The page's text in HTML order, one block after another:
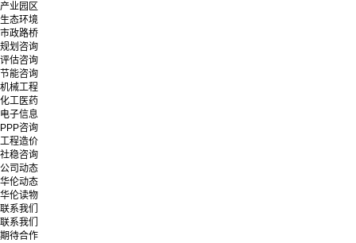
产业园区
生态环境
市政路桥
规划咨询
评估咨询
节能咨询
机械工程
化工医药
电子信息
PPP咨询
工程造价
社稳咨询
公司动态
华伦动态
华伦读物
联系我们
联系我们
期待合作